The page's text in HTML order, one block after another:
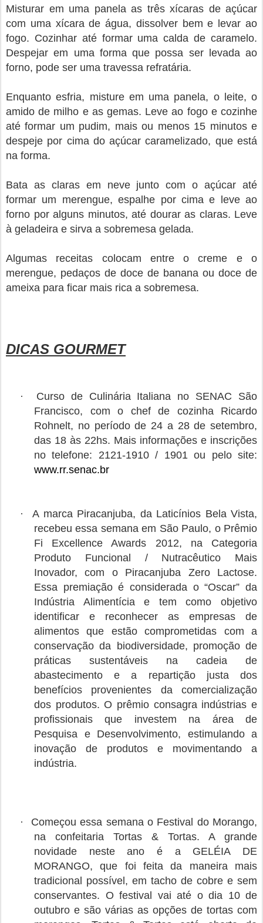
Misturar em uma panela as três xícaras de açúcar
com uma xícara de água, dissolver bem e levar ao
fogo. Cozinhar até formar uma calda de caramelo.
Despejar em uma forma que possa ser levada ao
forno, pode ser uma travessa refratária.
Enquanto esfria, misture em uma panela, o leite, o
amido de milho e as gemas. Leve ao fogo e cozinhe
até formar um pudim, mais ou menos 15 minutos e
despeje por cima do açúcar caramelizado, que está
na forma.
Bata as claras em neve junto com o açúcar até
formar um merengue, espalhe por cima e leve ao
forno por alguns minutos, até dourar as claras. Leve
à geladeira e sirva a sobremesa gelada.
Algumas receitas colocam entre o creme e o
merengue, pedaços de doce de banana ou doce de
ameixa para ficar mais rica a sobremesa.
DICAS GOURMET
·
Curso de Culinária Italiana no SENAC São
Francisco, com o chef de cozinha Ricardo
Rohnelt, no período de 24 a 28 de setembro,
das 18 às 22hs. Mais informações e inscrições
no telefone: 2121-1910 / 1901 ou pelo site:
www.rr.senac.br
·
A marca Piracanjuba, da Laticínios Bela Vista,
recebeu essa semana em São Paulo, o Prêmio
Fi Excellence Awards 2012, na Categoria
Produto Funcional / Nutracêutico Mais
Inovador, com o Piracanjuba Zero Lactose.
Essa premiação é considerada o “Oscar” da
Indústria Alimentícia e tem como objetivo
identificar e reconhecer as empresas de
alimentos que estão comprometidas com a
conservação da biodiversidade, promoção de
práticas sustentáveis na cadeia de
abastecimento e a repartição justa dos
benefícios provenientes da comercialização
dos produtos. O prêmio consagra indústrias e
profissionais que investem na área de
Pesquisa e Desenvolvimento, estimulando a
inovação de produtos e movimentando a
indústria.
·
Começou essa semana o Festival do Morango,
na confeitaria Tortas & Tortas. A grande
novidade neste ano é a GELÉIA DE
MORANGO, que foi feita da maneira mais
tradicional possível, em tacho de cobre e sem
conservantes. O festival vai até o dia 10 de
outubro e são várias as opções de tortas com